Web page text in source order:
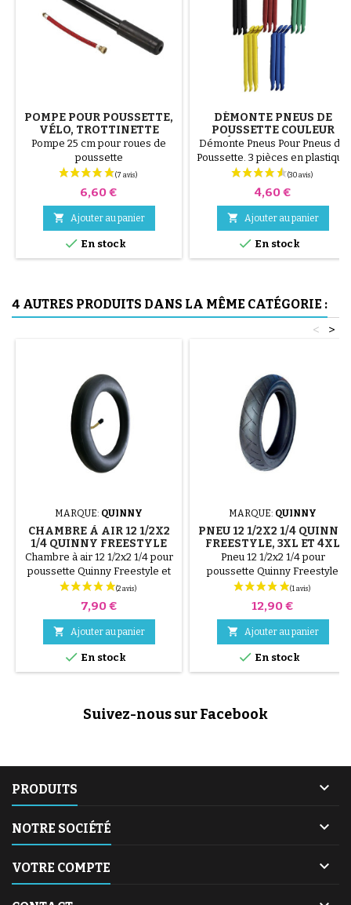
POMPE POUR POUSSETTE,
VÉLO, TROTTINETTE
Pompe 25 cm pour roues de
poussette
Prix
6,60 €
 Ajouter au panier
 En stock
DÉMONTE PNEUS DE
POUSSETTE COULEUR
ALÉATOIRE 1 LOT DE 3
PIÈCES
Démonte Pneus Pour Pneus de
Poussette. 3 pièces en plastique
de haute qualité, couleur
aléatoire, noir, rouge, vert,
jaune et bleu ou 3 pièces en
acier ( gris ) Le montage du
uniquement à la main, cela évite
de percer la chambre à air.
Prix
4,60 €
 Ajouter au panier
 En stock
4 AUTRES PRODUITS DANS LA MÊME CATÉGORIE :
>
<
MARQUE: QUINNY
CHAMBRE À AIR 12 1/2X2
1/4 QUINNY FREESTYLE
ET 3XL
Chambre à air 12 1/2x2 1/4 pour
poussette Quinny Freestyle et
3XL
Prix
7,90 €
 Ajouter au panier
 En stock
MARQUE: QUINNY
PNEU 12 1/2X2 1/4 QUINNY
FREESTYLE, 3XL ET 4XL
Pneu 12 1/2x2 1/4 pour
poussette Quinny Freestyle
Prix
12,90 €
 Ajouter au panier
 En stock
Suivez-nous sur Facebook
PRODUITS 
NOTRE SOCIÉTÉ 
VOTRE COMPTE 